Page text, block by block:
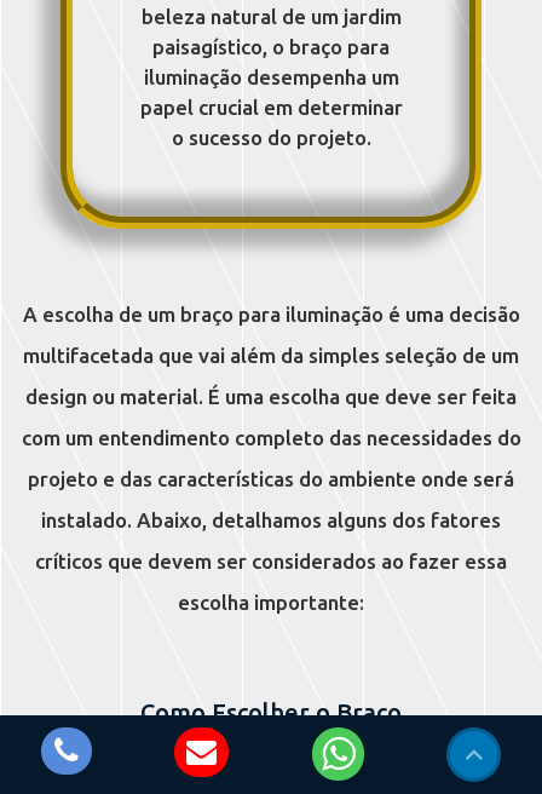
beleza natural de um jardim
paisagístico, o braço para
iluminação desempenha um
papel crucial em determinar
o sucesso do projeto.
A escolha de um braço para iluminação é uma decisão
multifacetada que vai além da simples seleção de um
design ou material. É uma escolha que deve ser feita
com um entendimento completo das necessidades do
projeto e das características do ambiente onde será
instalado. Abaixo, detalhamos alguns dos fatores
críticos que devem ser considerados ao fazer essa
escolha importante:
Como Escolher o Braço
de Iluminação Ideal